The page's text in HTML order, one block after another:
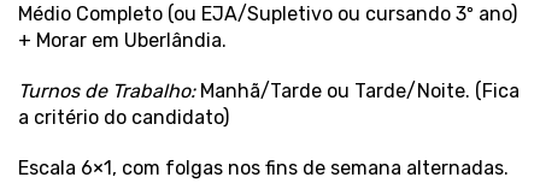
Médio Completo (ou EJA/Supletivo ou cursando 3º ano)
+ Morar em Uberlândia.
Turnos de Trabalho:Manhã/Tarde ou Tarde/Noite. (Fica
a critério do candidato)
Escala 6×1, com folgas nos fins de semana alternadas.